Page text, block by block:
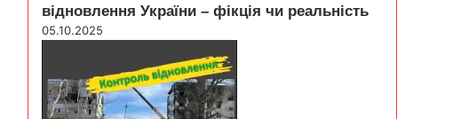
відновлення України – фікція чи реальність
05.10.2025